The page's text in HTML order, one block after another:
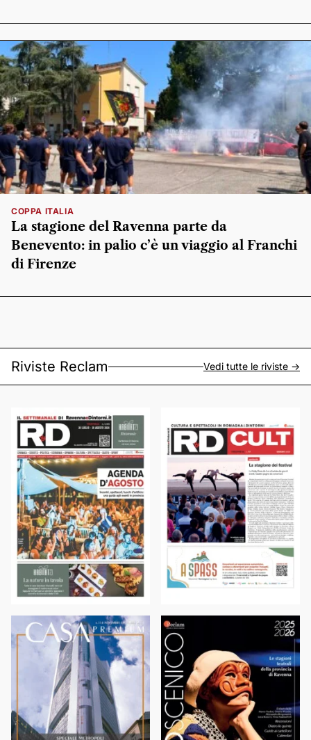
COPPA ITALIA
La stagione del Ravenna parte da
Benevento: in palio c’è un viaggio al Franchi
di Firenze
Riviste Reclam Vedi tutte le riviste ->